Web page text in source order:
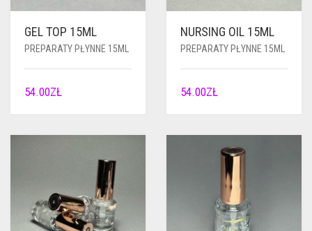
GEL TOP 15ML
PREPARATY PŁYNNE 15ML
54.00ZŁ
NURSING OIL 15ML
PREPARATY PŁYNNE 15ML
54.00ZŁ